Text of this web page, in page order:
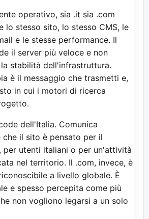
operativo, sia .it sia .com
lo stesso sito, lo stesso CMS, le
e le stesse performance. Il
il server più veloce e non
stabilità dell'infrastruttura.
è il messaggio che trasmetti e,
in cui i motori di ricerca
dell'Italia. Comunica
che il sito è pensato per il
per utenti italiani o per un'attività
nel territorio. Il .com, invece, è
a livello globale. È
e spesso percepita come più
non vogliono legarsi a un solo